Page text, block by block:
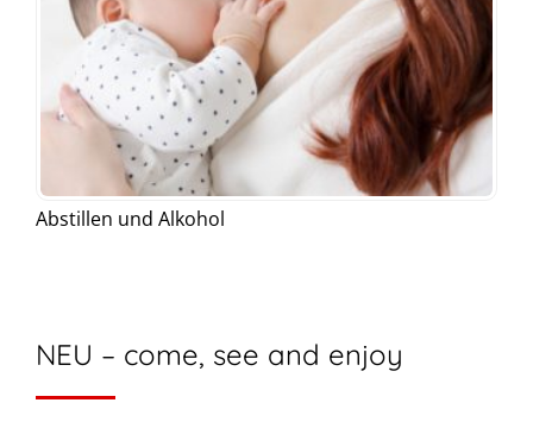
Abstillen und Alkohol
NEU – come, see and enjoy